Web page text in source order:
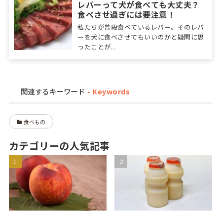
レバーって犬が食べても大丈夫？
食べさせ過ぎには要注意！
私たちが普段食べているレバー。そのレバ
ーを犬に食べさせてもいいのかと疑問に思
ったことが...
関連するキーワード
食べもの
カテゴリーの人気記事